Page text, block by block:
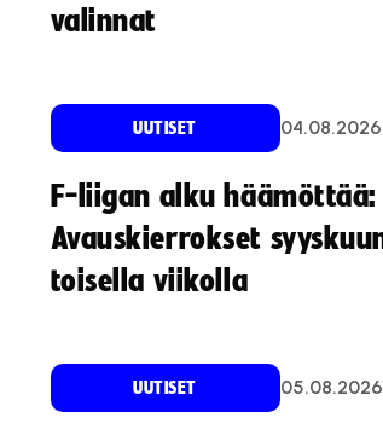
valinnat
UUTISET 04.08.2026
F-liigan alku häämöttää:
Avauskierrokset
toisella viikolla
UUTISET 05.08.2026